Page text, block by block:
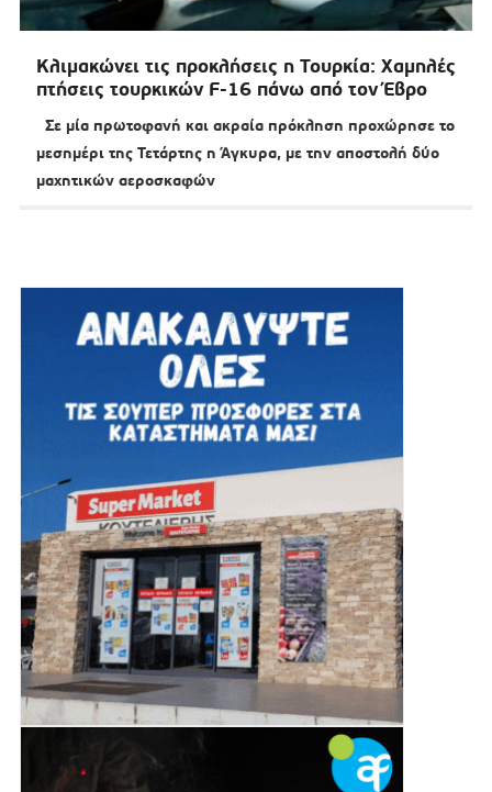
Κλιμακώνει τις προκλήσεις η Τουρκία: Χαμηλές
πτήσεις τουρκικών F-16 πάνω από τον Έβρο
Σε μία πρωτοφανή και ακραία πρόκληση προχώρησε το
μεσημέρι της Τετάρτης η Άγκυρα, με την αποστολή δύο
μαχητικών αεροσκαφών